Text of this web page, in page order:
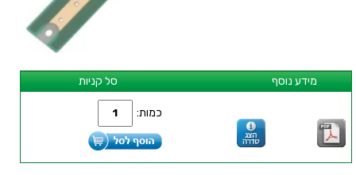
סל קניות מידע נוסף
כמות: